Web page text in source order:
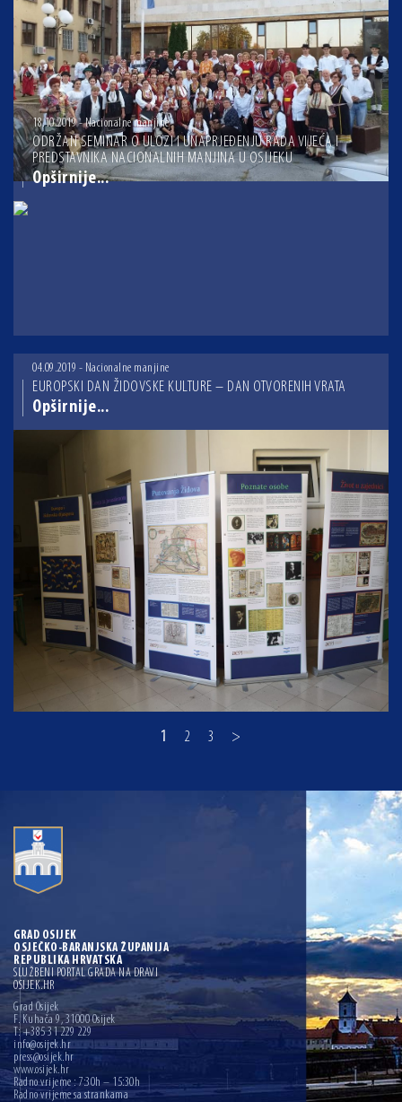
18.10.2019 - Nacionalne manjine
ODRŽAN SEMINAR O ULOZI I UNAPRJEĐENJU RADA VIJEĆA I
PREDSTAVNIKA NACIONALNIH MANJINA U OSIJEKU
Opširnije...
04.09.2019 - Nacionalne manjine
EUROPSKI DAN ŽIDOVSKE KULTURE – DAN OTVORENIH VRATA
Opširnije...
1 2 3 >
GRAD OSIJEK
OSJEČKO-BARANJSKA ŽUPANIJA
REPUBLIKA HRVATSKA
SLUŽBENI PORTAL GRADA NA DRAVI
OSIJEK.HR
Grad Osijek
F. Kuhača 9, 31000 Osijek
T: +385 31 229 229
info@osijek.hr
press@osijek.hr
www.osijek.hr
Radno vrijeme : 7:30h – 15:30h
Radno vrijeme sa strankama